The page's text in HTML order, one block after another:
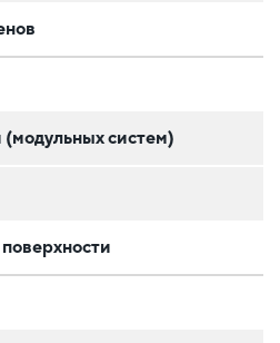
систем)